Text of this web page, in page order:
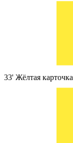
33' Жёлтая карточка